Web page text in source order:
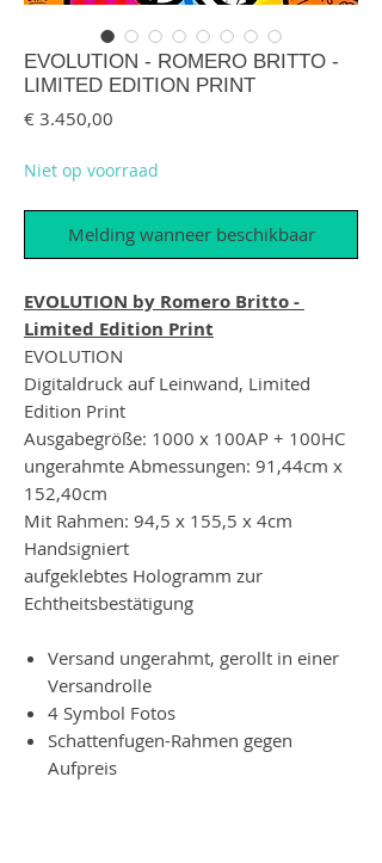
EVOLUTION - ROMERO BRITTO -
LIMITED EDITION PRINT
€ 3.450,00
Niet op voorraad
Melding wanneer beschikbaar
EVOLUTION by Romero Britto -
Limited Edition Print
EVOLUTION
Digitaldruck auf Leinwand, Limited
Edition Print
Ausgabegröße: 1000 x 100AP + 100HC
ungerahmte Abmessungen: 91,44cm x
152,40cm
Mit Rahmen: 94,5 x 155,5 x 4cm
Handsigniert
aufgeklebtes Hologramm zur
Echtheitsbestätigung
Versand ungerahmt, gerollt in einer
Versandrolle
4 Symbol Fotos
Schattenfugen-Rahmen gegen
Aufpreis